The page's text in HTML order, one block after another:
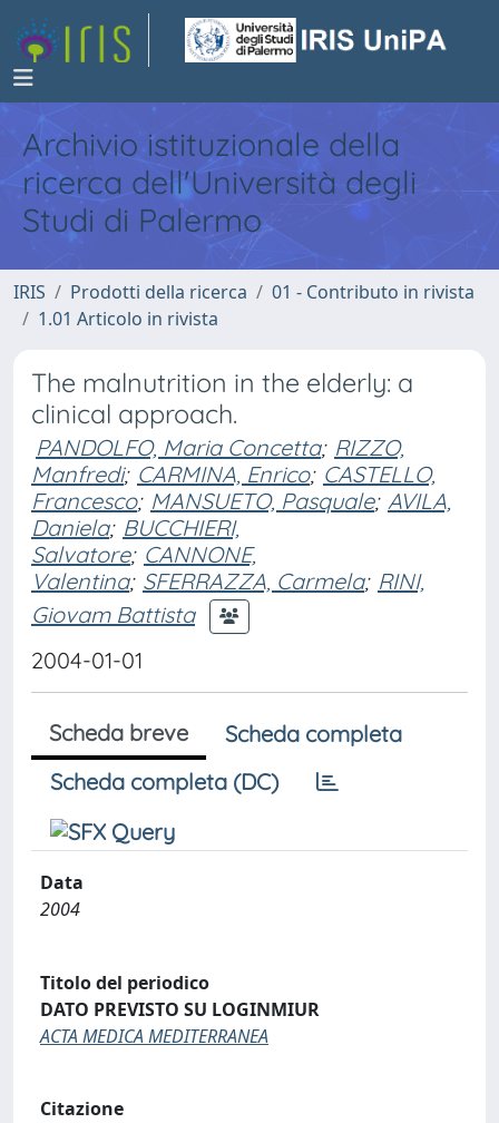
Archivio istituzionale della
ricerca dell'Università degli
Studi di Palermo
IRIS Prodotti della ricerca
01 - Contributo in rivista
1.01 Articolo in rivista
The malnutrition in the elderly: a
clinical approach.
PANDOLFO, Maria Concetta; RIZZO,
Manfredi; CARMINA, Enrico; CASTELLO,
Francesco; MANSUETO, Pasquale; AVILA,
Daniela; BUCCHIERI,
Salvatore; CANNONE,
Valentina; SFERRAZZA, Carmela; RINI,
Giovam Battista
2004-01-01
Scheda breve
Scheda completa
Scheda completa (DC)
Data
2004
Titolo del periodico
DATO PREVISTO SU LOGINMIUR
ACTA MEDICA MEDITERRANEA
Citazione